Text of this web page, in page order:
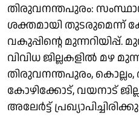
തിരുവനന്തപുരം:
ശക്തമായി തുടരുമെന്ന്
വകുപ്പിന്റെ
വിവിധ ജില്ലകളിൽ മഴ
തിരുവനന്തപുരം, കൊല്ലം,
കോഴിക്കോട്, വയനാട്
അലേർട്ട്